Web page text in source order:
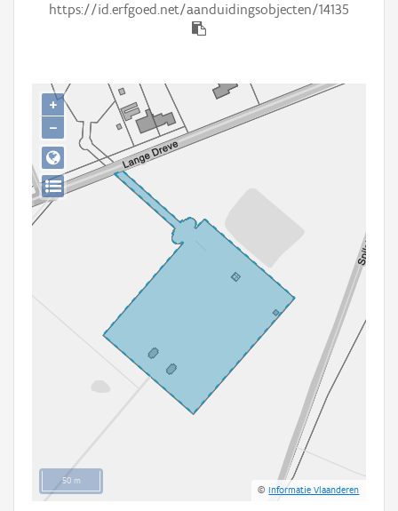
Gebeurtenis
Downloads
Hergebruik
Aanmelden
https://id.erfgoed.net/aanduidingsobjecten/14135
50 m
©Informatie Vlaanderen
+
−